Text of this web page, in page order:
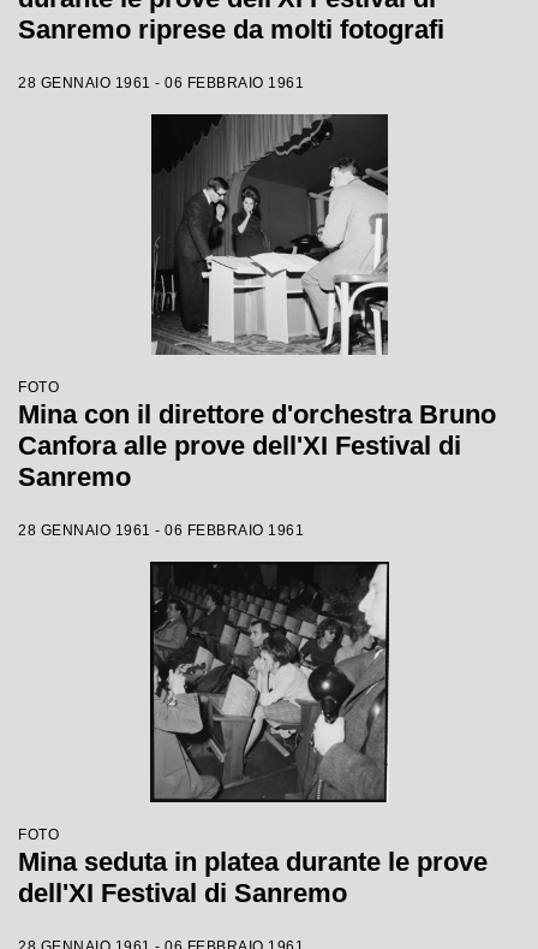
Sanremo riprese da molti fotografi
28 GENNAIO 1961 - 06 FEBBRAIO 1961
FOTO
Mina con il direttore d'orchestra Bruno
Canfora alle prove dell'XI Festival di
Sanremo
28 GENNAIO 1961 - 06 FEBBRAIO 1961
FOTO
Mina seduta in platea durante le prove
dell'XI Festival di Sanremo